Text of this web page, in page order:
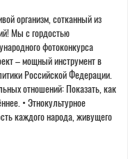
организм, сотканный из
Мы с гордостью
фотоконкурса
– мощный инструмент в
Российской Федерации.
отношений: Показать, как
• Этнокультурное
каждого народа, живущего